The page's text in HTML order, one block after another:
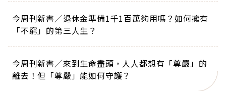
今周刊新書／退休金準備1千1百萬夠用嗎？如何擁有
「不窮」的第三人生？
今周刊新書／來到生命盡頭，人人都想有「尊嚴」的
離去！但「尊嚴」能如何守護？